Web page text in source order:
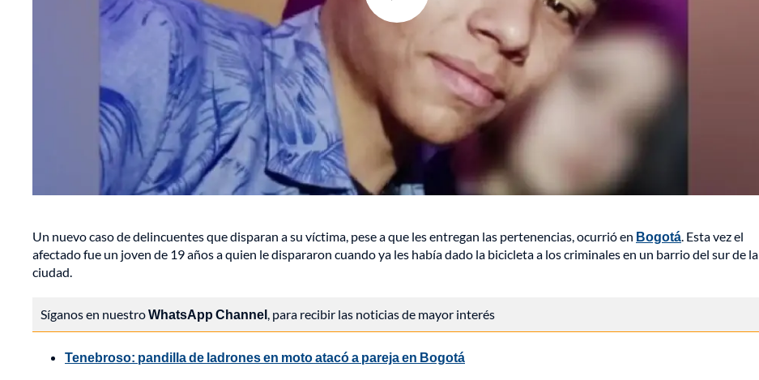
Un nuevo caso de delincuentes que disparan a su víctima, pese a que les entregan las pertenencias, ocurrió en Bogotá. Esta vez el
afectado fue un joven de 19 años a quien le dispararon cuando ya les había dado la bicicleta a los criminales en un barrio del sur de la
ciudad.
Síganos en nuestroWhatsApp Channel, para recibir las noticias de mayor interés
Tenebroso: pandilla de ladrones en moto atacó a pareja en Bogotá